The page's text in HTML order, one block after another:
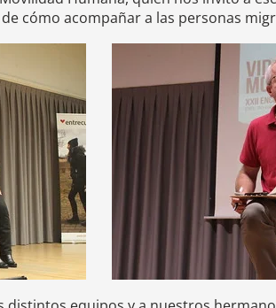
cómo acompañar a las personas